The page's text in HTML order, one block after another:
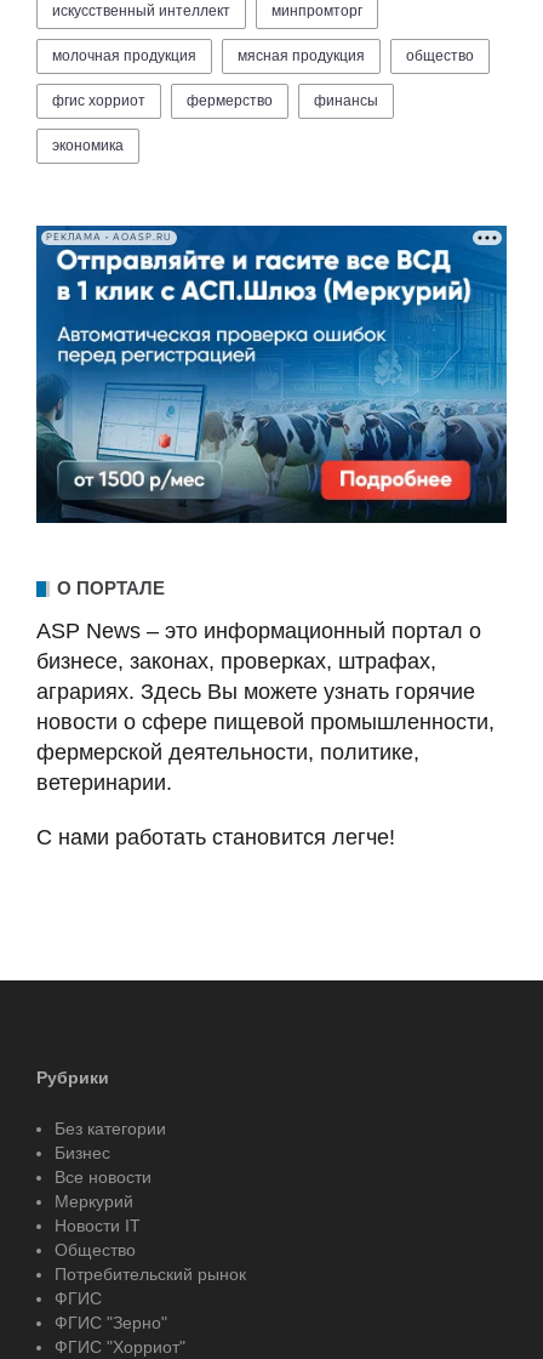
искусственный интеллект минпромторг
молочная продукция мясная продукция общество
фгис хорриот фермерство финансы
экономика
РЕКЛАМА • AOASP.RU
О ПОРТАЛЕ
ASP News – это информационный портал о
бизнесе, законах, проверках, штрафах,
аграриях. Здесь Вы можете узнать горячие
новости о сфере пищевой промышленности,
фермерской деятельности, политике,
ветеринарии.
С нами работать становится легче!
Рубрики
Без категории
Бизнес
Все новости
Меркурий
Новости IT
Общество
Потребительский рынок
ФГИС
ФГИС "Зерно"
ФГИС "Хорриот"